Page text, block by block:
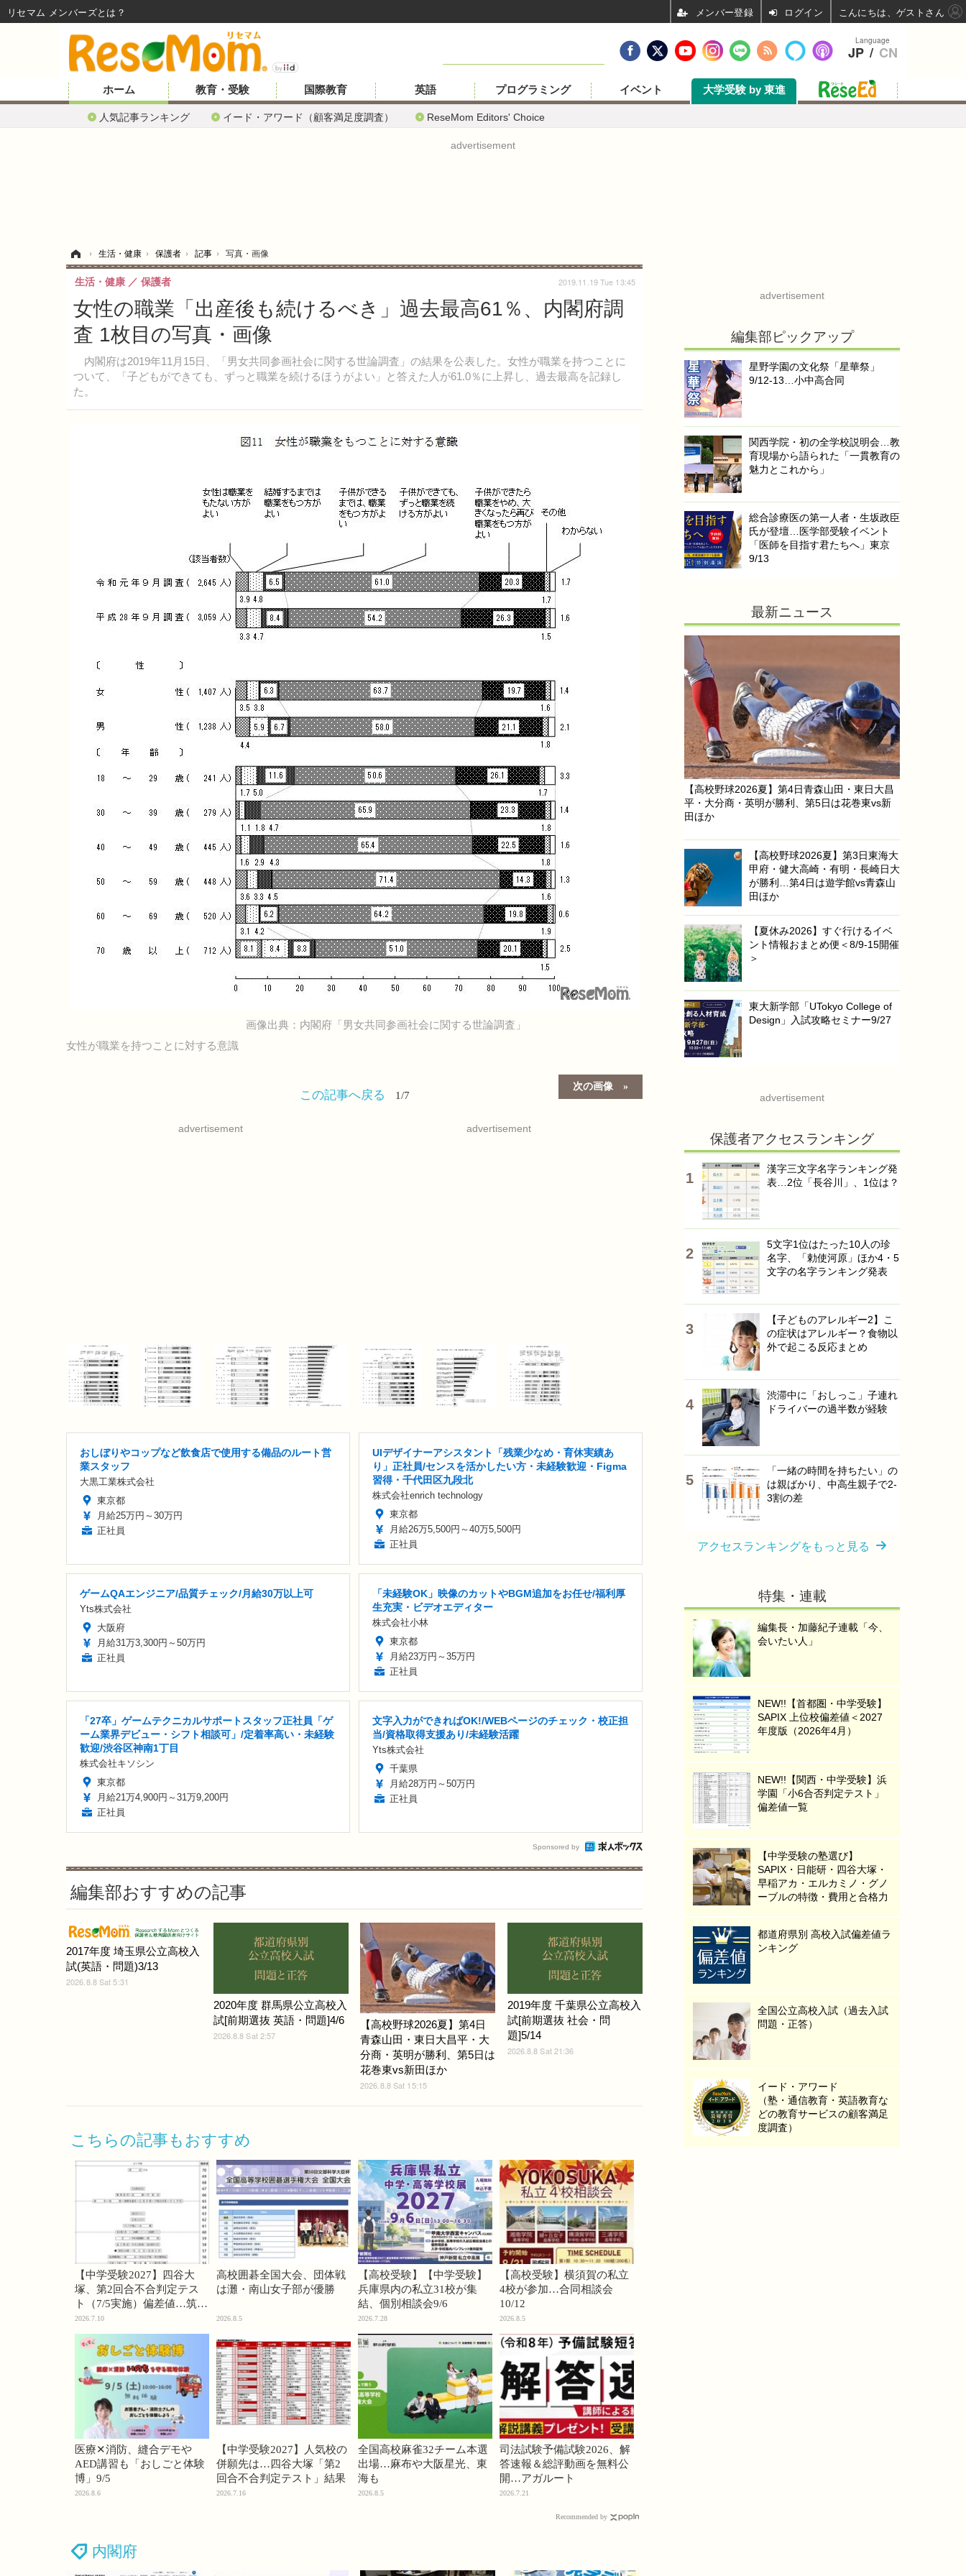
ホーム
人気記事ランキング イード・アワード（顧客満足度調査） ReseMom Editors' Choice
教育・受験 国際教育 英語 プログラミング イベント 大学受験 by 東進
advertisement
› 生活・健康 › 保護者 › 記事 › 写真・画像
女性の職業「出産後も続けるべき」過去最高61％、内閣府調
査 1枚目の写真・画像
内閣府は2019年11月15日、「男女共同参画社会に関する世論調査」の結果を公表した。女性が職業を持つことに
ついて、「子どもができても、ずっと職業を続けるほうがよい」と答えた人が61.0％に上昇し、過去最高を記録し
た。
生活・健康 保護者 2019.11.19 Tue 13:45
画像出典：内閣府「男女共同参画社会に関する世論調査」
女性が職業を持つことに対する意識
次の画像
この記事へ戻る 1/7
advertisement advertisement
おしぼりやコップなど飲食店で使用する備品のルート営
業スタッフ
大黒工業株式会社
東京都
月給25万円～30万円
正社員
UIデザイナーアシスタント「残業少なめ・育休実績あ
り」正社員/センスを活かしたい方・未経験歓迎・Figma
習得・千代田区九段北
株式会社enrich technology
東京都
月給26万5,500円～40万5,500円
正社員
ゲームQAエンジニア/品質チェック/月給30万以上可
Yts株式会社
大阪府
月給31万3,300円～50万円
正社員
「未経験OK」映像のカットやBGM追加をお任せ/福利厚
生充実・ビデオエディター
株式会社小林
東京都
月給23万円～35万円
正社員
「27卒」ゲームテクニカルサポートスタッフ正社員「ゲ
ーム業界デビュー・シフト相談可」/定着率高い・未経験
歓迎/渋谷区神南1丁目
株式会社キソシン
東京都
月給21万4,900円～31万9,200円
正社員
文字入力ができればOK!/WEBページのチェック・校正担
当/資格取得支援あり/未経験活躍
Yts株式会社
千葉県
月給28万円～50万円
正社員
Sponsored by
編集部おすすめの記事
2017年度 埼玉県公立高校入
試(英語・問題)3/13
2026.8.8 Sat 5:31
2020年度 群馬県公立高校入
試[前期選抜 英語・問題]4/6
2026.8.8 Sat 2:57
【高校野球2026夏】第4日
青森山田・東日大昌平・大
分商・英明が勝利、第5日は
花巻東vs新田ほか
2026.8.8 Sat 15:15
2019年度 千葉県公立高校入
試[前期選抜 社会・問
題]5/14
2026.8.8 Sat 21:36
こちらの記事もおすすめ
【中学受験2027】四谷大
塚、第2回合不合判定テス
ト（7/5実施）偏差値…筑駒
74・桜蔭70＜PR＞
2026.7.10
高校囲碁全国大会、団体戦
は灘・南山女子部が優勝
2026.8.5
【高校受験】【中学受験】
兵庫県内の私立31校が集
結、個別相談会9/6
2026.7.28
【高校受験】横須賀の私立
4校が参加…合同相談会
10/12
2026.8.5
医療✕消防、縫合デモや
AED講習も「おしごと体験
博」9/5
2026.8.6
【中学受験2027】人気校の
併願先は…四谷大塚「第2
回合不合判定テスト」結果
2026.7.16
全国高校麻雀32チーム本選
出場…麻布や大阪星光、東
海も
2026.8.5
司法試験予備試験2026、解
答速報＆総評動画を無料公
開…アガルート
2026.7.21
Recommended by
内閣府
advertisement
編集部ピックアップ
星野学園の文化祭「星華祭」
9/12-13…小中高合同
関西学院・初の全学校説明会…教
育現場から語られた「一貫教育の
魅力とこれから」
総合診療医の第一人者・生坂政臣
氏が登壇…医学部受験イベント
「医師を目指す君たちへ」東京
9/13
最新ニュース
【高校野球2026夏】第4日青森山田・東日大昌
平・大分商・英明が勝利、第5日は花巻東vs新
田ほか
【高校野球2026夏】第3日東海大
甲府・健大高崎・有明・長崎日大
が勝利…第4日は遊学館vs青森山
田ほか
【夏休み2026】すぐ行けるイベ
ント情報おまとめ便＜8/9-15開催
＞
東大新学部「UTokyo College of
Design」入試攻略セミナー9/27
advertisement
保護者アクセスランキング
漢字三文字名字ランキング発
表…2位「長谷川」、1位は？
5文字1位はたった10人の珍
名字、「勅使河原」ほか4・5
文字の名字ランキング発表
【子どものアレルギー2】こ
の症状はアレルギー？食物以
外で起こる反応まとめ
渋滞中に「おしっこ」子連れ
ドライバーの過半数が経験
「一緒の時間を持ちたい」の
は親ばかり、中高生親子で2-
3割の差
アクセスランキングをもっと見る
特集・連載
編集長・加藤紀子連載「今、
会いたい人」
NEW!!【首都圏・中学受験】
SAPIX 上位校偏差値＜2027
年度版（2026年4月）
NEW!!【関西・中学受験】浜
学園「小6合否判定テスト」
偏差値一覧
【中学受験の塾選び】
SAPIX・日能研・四谷大塚・
早稲アカ・エルカミノ・グノ
ーブルの特徴・費用と合格力
都道府県別 高校入試偏差値ラ
ンキング
全国公立高校入試（過去入試
問題・正答）
イード・アワード
（塾・通信教育・英語教育な
どの教育サービスの顧客満足
度調査）
Language
JP / CN
リセマム メンバーズ ログイン こんにちは、ゲストさん